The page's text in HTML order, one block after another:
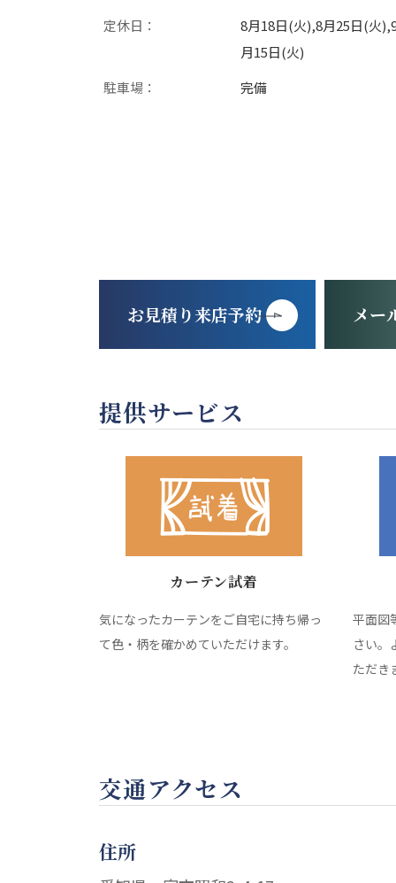
定休日：
8月18日(火),8月25日(火
月15日(火)
駐車場：
完備
お見積り来店予約 メー
提供サービス
カーテン試着
気になったカーテンをご自宅に持ち帰っ
て色・柄を確かめていただけます。
平面図
さい。
ただき
交通アクセス
住所